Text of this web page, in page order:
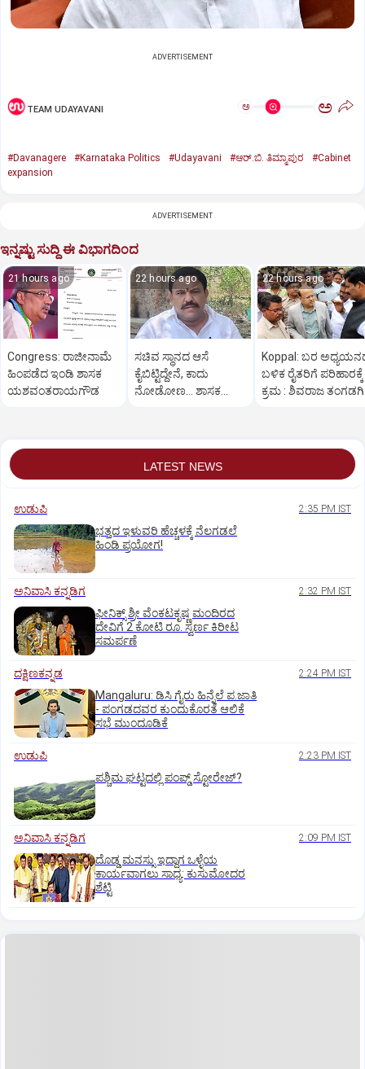
ADVERTISEMENT
TEAM UDAYAVANI ಅ ಅ
#Davanagere #Karnataka Politics #Udayavani #ಆರ್.ಬಿ. ತಿಮ್ಮಾಪುರ
#Cabinet
expansion
ADVERTISEMENT
ಇನ್ನಷ್ಟು ಸುದ್ದಿ ಈ ವಿಭಾಗದಿಂದ
21 hours ago
Congress: ರಾಜೀನಾಮೆ
ಹಿಂಪಡೆದ ಇಂಡಿ ಶಾಸಕ
ಯಶವಂತರಾಯಗೌಡ
22 hours ago
ಸಚಿವ ಸ್ಥಾನದ ಆಸೆ
ಕೈಬಿಟ್ಟಿದ್ದೇನೆ, ಕಾದು
ನೋಡೋಣ... ಶಾಸಕ
22 hours ago
Koppal: ಬರ
ಬಳಿಕ ರೈತರಿಗೆ ಪರಿಹಾರಕ್ಕೆ
ಕ್ರಮ : ಶಿವರಾಜ ತಂಗಡಗಿ
LATEST NEWS
ಉಡುಪಿ 2:35 PM IST
ಭತ್ತದ ಇಳುವರಿ ಹೆಚ್ಚಳಕ್ಕೆ ನೆಲಗಡಲೆ
ಹಿಂಡಿ ಪ್ರಯೋಗ!
ಅನಿವಾಸಿ ಕನ್ನಡಿಗ 2:32 PM IST
ಫೀನಿಕ್ಸ್ ಶ್ರೀ ವೆಂಕಟಕೃಷ್ಣ ಮಂದಿರದ
ದೇವಿಗೆ 2 ಕೋಟಿ ರೂ. ಸ್ವರ್ಣ ಕಿರೀಟ
ಸಮರ್ಪಣೆ
ದಕ್ಷಿಣಕನ್ನಡ 2:24 PM IST
Mangaluru: ಡಿಸಿ ಗೈರು ಹಿನ್ನೆಲೆ ಪ.ಜಾತಿ
- ಪಂಗಡದವರ ಕುಂದುಕೊರತೆ ಆಲಿಕೆ
ಸಭೆ ಮುಂದೂಡಿಕೆ
ಉಡುಪಿ 2:23 PM IST
ಪಶ್ಚಿಮ ಘಟ್ಟದಲ್ಲಿ ಪಂಪ್ಡ್ ಸ್ಟೋರೇಜ್‌?
ಅನಿವಾಸಿ ಕನ್ನಡಿಗ 2:09 PM IST
ದೊಡ್ಡ ಮನಸ್ಸು ಇದ್ದಾಗ ಒಳ್ಳೆಯ
ಕಾರ್ಯವಾಗಲು ಸಾಧ್ಯ: ಕುಸುಮೋದರ
ಶೆಟ್ಟಿ